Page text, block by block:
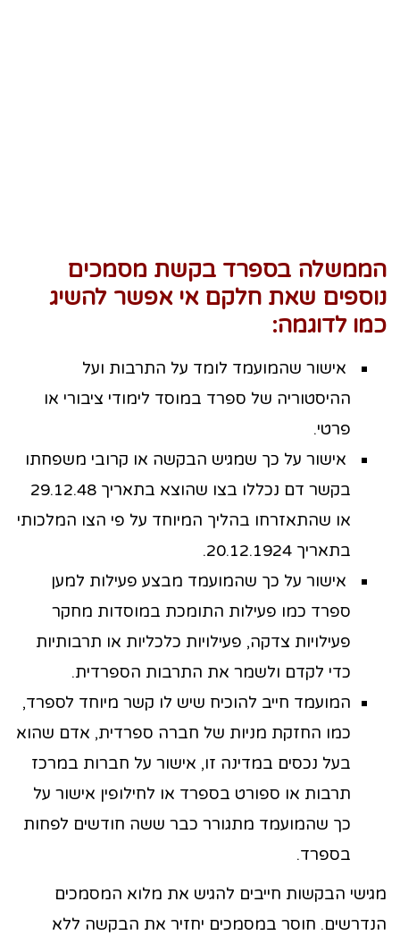
הממשלה בספרד בקשת מסמכים
נוספים שאת חלקם אי אפשר להשיג
כמו לדוגמה:
אישור שהמועמד לומד על התרבות ועל
ההיסטוריה של ספרד במוסד לימודי ציבורי או
פרטי.
אישור על כך שמגיש הבקשה או קרובי משפחתו
בקשר דם נכללו בצו שהוצא בתאריך 29.12.48
או שהתאזרחו בהליך המיוחד על פי הצו המלכותי
בתאריך 20.12.1924.
אישור על כך שהמועמד מבצע פעילות למען
ספרד כמו פעילות התומכת במוסדות מחקר
פעילויות צדקה, פעילויות כלכליות או תרבותיות
כדי לקדם ולשמר את התרבות הספרדית.
המועמד חייב להוכיח שיש לו קשר מיוחד לספרד,
כמו החזקת מניות של חברה ספרדית, אדם שהוא
בעל נכסים במדינה זו, אישור על חברות במרכז
תרבות או ספורט בספרד או לחילופין אישור על
כך שהמועמד מתגורר כבר ששה חודשים לפחות
בספרד.
מגישי הבקשות חייבים להגיש את מלוא המסמכים
הנדרשים. חוסר במסמכים יחזיר את הבקשה ללא